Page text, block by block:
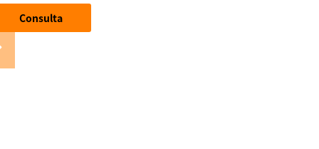
Consulta